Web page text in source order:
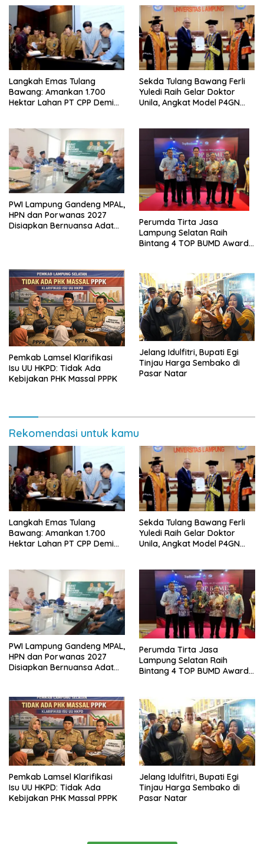
Langkah Emas Tulang
Bawang: Amankan 1.700
Hektar Lahan PT CPP Demi
Sekda Tulang Bawang Ferli
Yuledi Raih Gelar Doktor
Unila, Angkat Model P4GN
PWI Lampung Gandeng MPAL,
HPN dan Porwanas 2027
Disiapkan Bernuansa Adat
Perumda Tirta Jasa
Lampung Selatan Raih
Bintang 4 TOP BUMD Awards
Pemkab Lamsel Klarifikasi
Isu UU HKPD: Tidak Ada
Kebijakan PHK Massal PPPK
Jelang Idulfitri, Bupati Egi
Tinjau Harga Sembako di
Pasar Natar
Rekomendasi untuk kamu
Langkah Emas Tulang
Bawang: Amankan 1.700
Hektar Lahan PT CPP Demi
Sekda Tulang Bawang Ferli
Yuledi Raih Gelar Doktor
Unila, Angkat Model P4GN
PWI Lampung Gandeng MPAL,
HPN dan Porwanas 2027
Disiapkan Bernuansa Adat
Perumda Tirta Jasa
Lampung Selatan Raih
Bintang 4 TOP BUMD Awards
Pemkab Lamsel Klarifikasi
Isu UU HKPD: Tidak Ada
Kebijakan PHK Massal PPPK
Jelang Idulfitri, Bupati Egi
Tinjau Harga Sembako di
Pasar Natar